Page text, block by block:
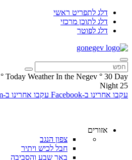
דלג לתפריט ראשי
דלג לתוכן מרכזי
דלג לפוטר
Today Weather In the Negev ° 30 Day
°
25
Night
עקבו אחרינו ב-Facebook
עקבו אחרינו ב-Instagram
אזורים
צפון הנגב
חבל לכיש ויתיר
באר שבע והסביבה